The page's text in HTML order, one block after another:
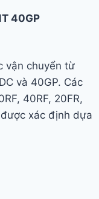
40GP
vận chuyển từ
và 40GP. Các
40RF, 20FR,
xác định dựa